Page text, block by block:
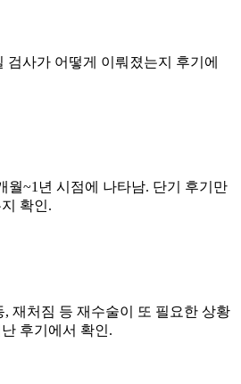
검사가 어떻게 이뤄졌는지 후기에
월~1년 시점에 나타남. 단기 후기만
확인.
재처짐 등 재수술이 또 필요한 상황
후기에서 확인.